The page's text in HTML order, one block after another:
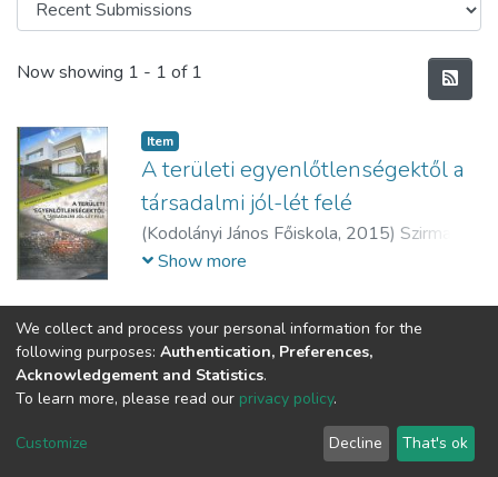
Recent Submissions
Now showing 1 - 1 of 1
Item
A területi egyenlőtlenségektől a
társadalmi jól-lét felé
(Kodolányi János Főiskola, 2015) Szirmai,
Viktória (szerk.)
Show more
Cookie
End User
Agreement
Send
Feedback
We collect and process your personal information for the
following purposes: Authentication, Preferences,
Acknowledgement and Statistics.
To learn more, please read our privacy policy.
Customize Decline That's ok